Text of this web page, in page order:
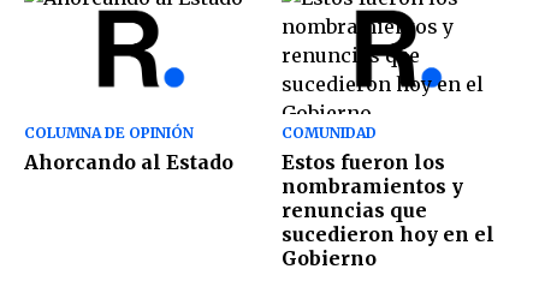
COLUMNA DE OPINIÓN
Ahorcando al Estado
COMUNIDAD
Estos fueron los
nombramientos y
renuncias que
sucedieron hoy en el
Gobierno